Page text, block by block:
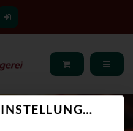
DATENSCHUTZEINSTELLUNGEN